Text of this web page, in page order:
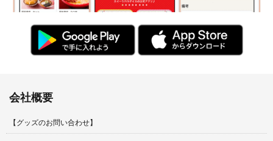
会社概要
【グッズのお問い合わせ】